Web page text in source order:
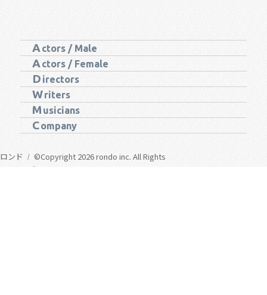
Actors / Male
A ctors / Female
D irectors
Writers
M usicians
Company
ロンド
©Copyright 2026 rondo inc. All Rights
Reserved.